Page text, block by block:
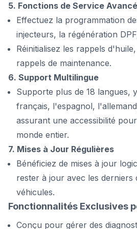
5. Fonctions de Service
Effectuez la programmation
injecteurs, la régénération
Réinitialisez les rappels
rappels de maintenance.
6. Support Multilingue
Supporte plus de 18 langues,
français, l'espagnol,
assurant une accessibilité
monde entier.
7. Mises à Jour Régulières
Bénéficiez de mises à jour
rester à jour avec les derniers
véhicules.
Fonctionnalités Exclusives
Conçu pour gérer des